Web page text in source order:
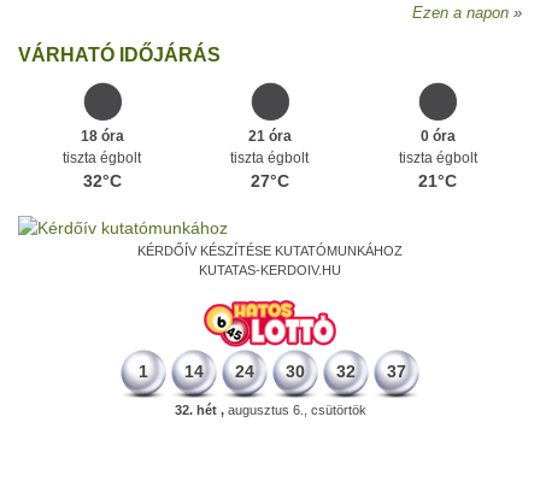
Ezen a napon
VÁRHATÓ IDŐJÁRÁS
18 óra
tiszta égbolt
32°C
21 óra
tiszta égbolt
27°C
0 óra
tiszta égbolt
21°C
KÉRDŐÍV KÉSZÍTÉSE KUTATÓMUNKÁHOZ
KUTATAS-KERDOIV.HU
1 14 24 30 32 37
32. hét ,augusztus 6., csütörtök